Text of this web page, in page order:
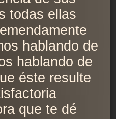
todas ellas
hablando de
hablando de
éste resulte
que te dé